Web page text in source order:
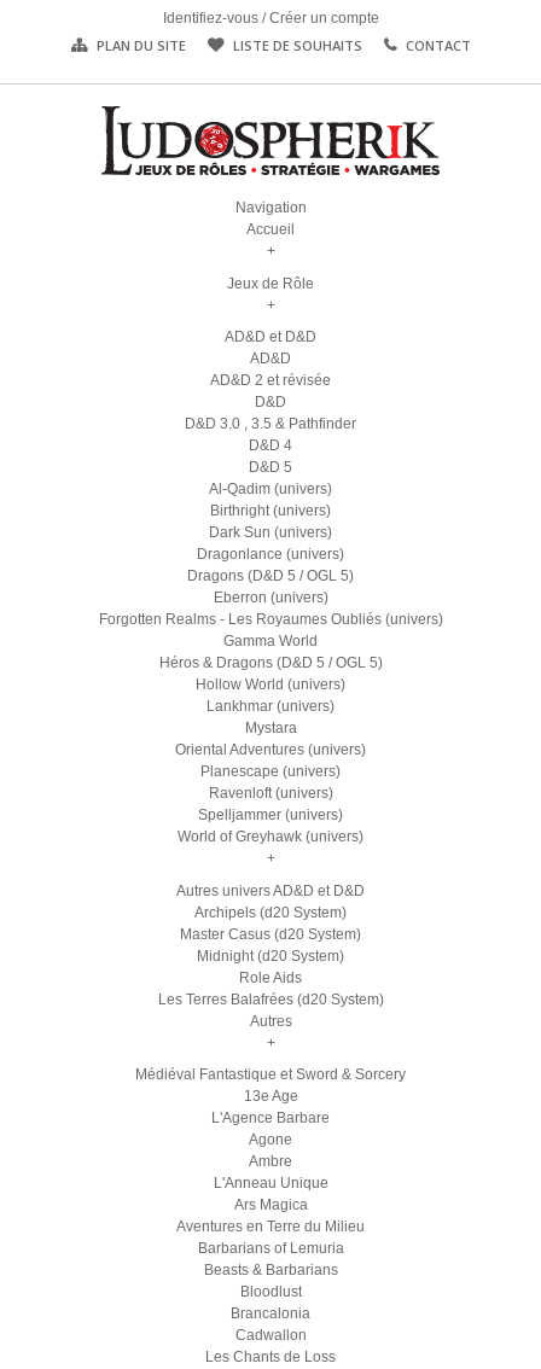
Identifiez-vous /Créer un compte
PLAN DU SITE LISTE DE SOUHAITS CONTACT
Navigation
Accueil
+
Jeux de Rôle
+
AD&D et D&D
AD&D
AD&D 2 et révisée
D&D
D&D 3.0 , 3.5 & Pathfinder
D&D 4
D&D 5
Al-Qadim (univers)
Birthright (univers)
Dark Sun (univers)
Dragonlance (univers)
Dragons (D&D 5 / OGL 5)
Eberron (univers)
Forgotten Realms - Les Royaumes Oubliés (univers)
Gamma World
Héros & Dragons (D&D 5 / OGL 5)
Hollow World (univers)
Lankhmar (univers)
Mystara
Oriental Adventures (univers)
Planescape (univers)
Ravenloft (univers)
Spelljammer (univers)
World of Greyhawk (univers)
+
Autres univers AD&D et D&D
Archipels (d20 System)
Master Casus (d20 System)
Midnight (d20 System)
Role Aids
Les Terres Balafrées (d20 System)
Autres
+
Médiéval Fantastique et Sword & Sorcery
13e Age
L'Agence Barbare
Agone
Ambre
L'Anneau Unique
Ars Magica
Aventures en Terre du Milieu
Barbarians of Lemuria
Beasts & Barbarians
Bloodlust
Brancalonia
Cadwallon
Les Chants de Loss